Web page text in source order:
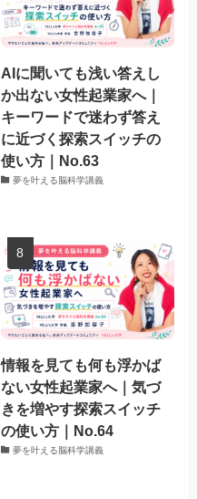
AIに聞いても浅い答えし
か出ない女性起業家へ｜
キーワードで迷わず答え
に近づく探索スイッチの
使い方｜No.63
夢を叶える脳科学講義
情報を見ても何も浮かば
ない女性起業家へ｜気づ
きを増やす探索スイッチ
の使い方｜No.64
夢を叶える脳科学講義